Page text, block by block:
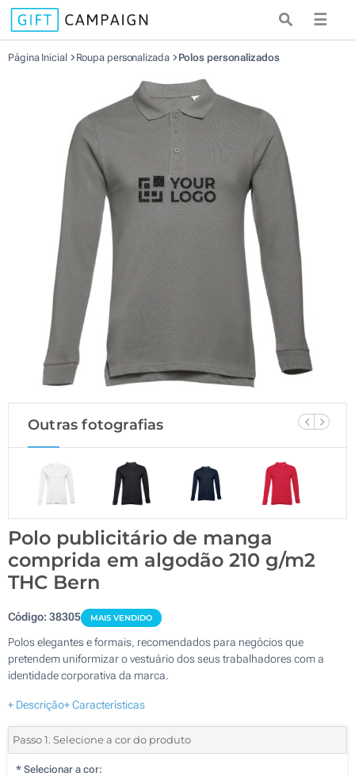
☰
Página Inicial Roupa personalizada Polos personalizados
Outras fotografias
Polo publicitário de manga
comprida em algodão 210 g/m2
THC Bern
Código:38305 MAIS VENDIDO
Polos elegantes e formais, recomendados para negócios que
pretendem uniformizar o vestuário dos seus trabalhadores com a
identidade corporativa da marca.
+ Descrição+ Características
Passo 1. Selecione a cor do produto
* Selecionar a cor: